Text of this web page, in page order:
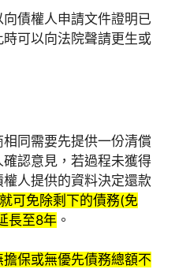
債權人申請文件證明已
可以向法院聲請更生或
同需要先提供一份清償
認意見，若過程未獲得
人提供的資料決定還款
可免除剩下的債務(免
長至8年 。
擔保或無優先債務總額不